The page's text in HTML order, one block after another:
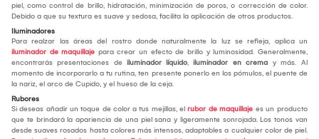
piel, como control de brillo, hidratación, minimización de poros, o corrección de color.
Debido a que su textura es suave y sedosa, facilita la aplicación de otros productos.
Iluminadores
Para realzar las áreas del rostro donde naturalmente la luz se refleja, aplica un
iluminador de maquillaje para crear un efecto de brillo y luminosidad. Generalmente,
encontrarás presentaciones de iluminador líquido, iluminador en crema y más. Al
momento de incorporarlo a tu rutina, ten presente ponerlo en los pómulos, el puente de
la nariz, el arco de Cupido, y el hueso de la ceja.
Rubores
Si deseas añadir un toque de color a tus mejillas, el rubor de maquillaje es un producto
que te brindará la apariencia de una piel sana y ligeramente sonrojada. Los tonos van
desde suaves rosados hasta colores más intensos, adaptables a cualquier color de piel.